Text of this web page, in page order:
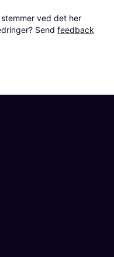
ved det her
Send feedback